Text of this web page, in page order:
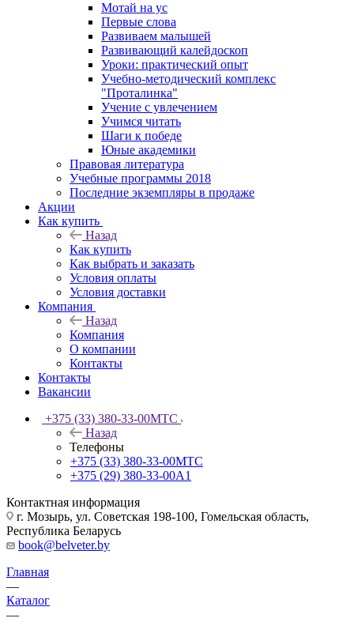
Мотай на ус
Первые слова
Развиваем малышей
Развивающий калейдоскоп
Уроки: практический опыт
Учебно-методический комплекс
"Проталинка"
Учение с увлечением
Учимся читать
Шаги к победе
Юные академики
Правовая литература
Учебные программы 2018
Последние экземпляры в продаже
Акции
Как купить
Назад
Как купить
Как выбрать и заказать
Условия оплаты
Условия доставки
Компания
Назад
Компания
О компании
Контакты
Контакты
Вакансии
+375 (33) 380-33-00МТС
Назад
Телефоны
+375 (33) 380-33-00МТС
+375 (29) 380-33-00А1
Контактная информация
г. Мозырь, ул. Советская 198-100, Гомельская область,
Республика Беларусь
book@belveter.by
Главная
—
Каталог
—